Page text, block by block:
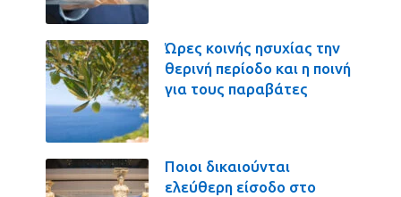
Ώρες κοινής ησυχίας την
θερινή περίοδο και η ποινή
για τους παραβάτες
Ποιοι δικαιούνται
ελεύθερη είσοδο στο